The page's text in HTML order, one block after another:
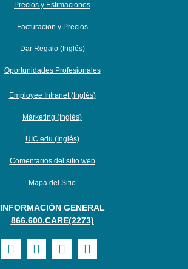
Precios y Estimaciones
Facturacion y Precios
Dar Regalo (Inglés)
Oportunidades Profesionales
Employee Intranet (Inglés)
Márketing (Inglés)
UIC.edu (Inglés)
Comentarios del sitio web
Mapa del Sitio
INFORMACIÓN GENERAL
866.600.CARE(2273)
Visit
Visit
Visit